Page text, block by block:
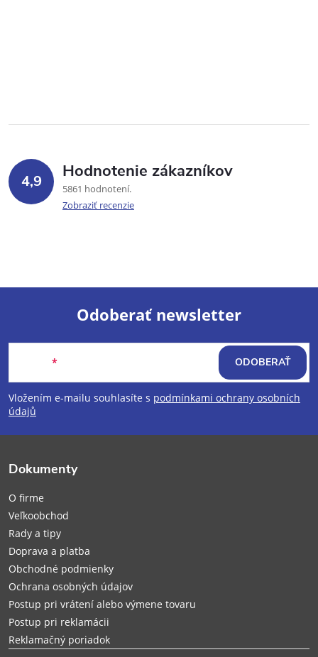
4,9 Hodnotenie zákazníkov
5861 hodnotení
Zobraziť recenzie
Z
á
p
e
Odoberať newsletter
Vložením e-mailu souhlasíte s podmínkami ochrany osobních
údajů
ODOBERAŤ
Dokumenty
O firme
Veľkoobchod
Rady a tipy
Doprava a platba
Obchodné podmienky
Ochrana osobných údajov
Postup pri vrátení alebo výmene tovaru
Postup pri reklamácii
Reklamačný poriadok